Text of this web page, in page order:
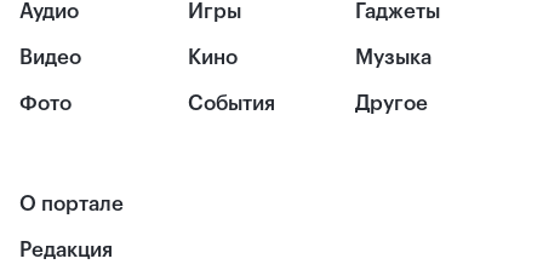
Аудио
Видео
Фото
Игры
Кино
События
Гаджеты
Музыка
Другое
О портале
Редакция